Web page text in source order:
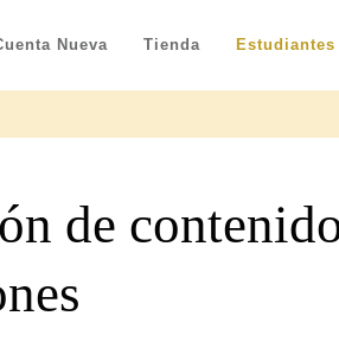
Nueva Tienda Estudiantes
de